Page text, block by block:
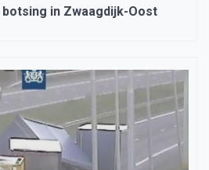
in Zwaagdijk-Oost